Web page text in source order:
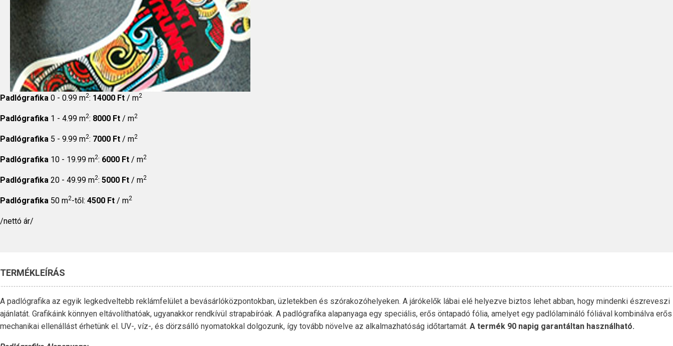
Padlógrafika 0 - 0.99 m2: 14000 Ft / m2
Padlógrafika 1 - 4.99 m2: 8000 Ft / m2
Padlógrafika 5 - 9.99 m2: 7000 Ft / m2
Padlógrafika 10 - 19.99 m2: 6000 Ft / m2
Padlógrafika 20 - 49.99 m2: 5000 Ft / m2
Padlógrafika 50 m2-től: 4500 Ft / m2
/nettó ár/
TERMÉKLEÍRÁS
A padlógrafika az egyik legkedveltebb reklámfelület a bevásárlóközpontokban, üzletekben és szórakozóhelyeken. A járókelők lábai elé helyezve biztos lehet abban, hogy mindenki észreveszi
ajánlatát. Grafikáink könnyen eltávolíthatóak, ugyanakkor rendkívül strapabíróak. A padlógrafika alapanyaga egy speciális, erős öntapadó fólia, amelyet egy padlólamináló fóliával kombinálva erős
mechanikai ellenállást érhetünk el. UV-, víz-, és dörzsálló nyomatokkal dolgozunk, így tovább növelve az alkalmazhatóság időtartamát. A termék 90 napig garantáltan használható.